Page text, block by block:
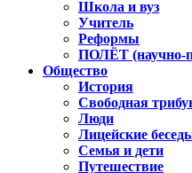
Школа и вуз
Учитель
Реформы
ПОЛЁТ (научно-
Общество
История
Свободная
Люди
Лицейские
Семья и дети
Путешествие